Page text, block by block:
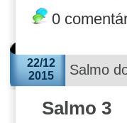
0
22/12
2015
Salmo
Salmo 3